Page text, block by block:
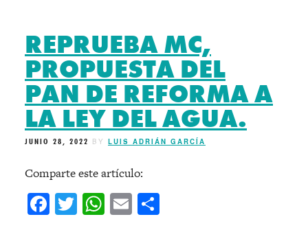
REPRUEBA MC,
PROPUESTA DEL
PAN DE REFORMA A
LA LEY DEL AGUA.
JUNIO 28, 2022 BY LUIS ADRIÁN GARCÍA
Comparte este artículo:
Facebook
Twitter
WhatsApp
Email